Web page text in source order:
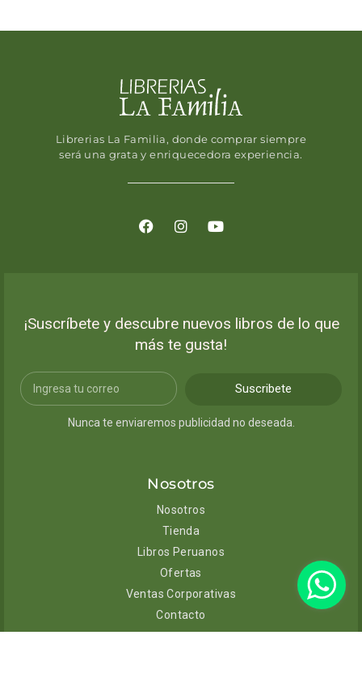
Librerias La Familia, donde comprar siempre
será una grata y enriquecedora experiencia.
¡Suscríbete y descubre nuevos libros de lo que
más te gusta!
Suscribete
Nunca te enviaremos publicidad no deseada.
Nosotros
Nosotros
Tienda
Libros Peruanos
Ofertas
Ventas Corporativas
Contacto